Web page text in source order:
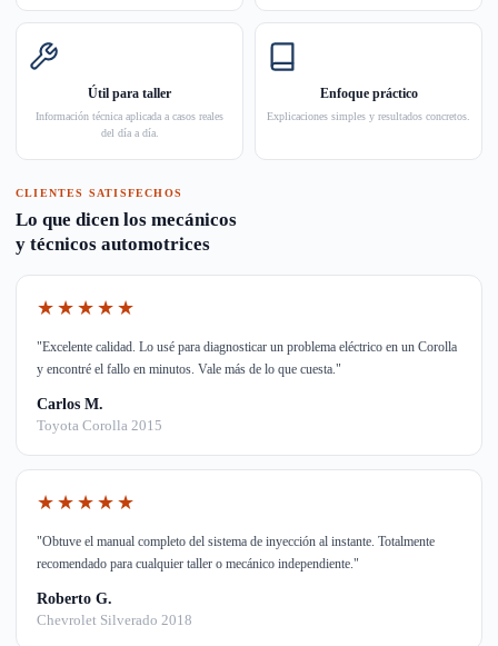
Útil para taller
Información técnica aplicada a casos reales
del día a día.
Enfoque práctico
Explicaciones simples y resultados concretos.
CLIENTES SATISFECHOS
Lo que dicen los mecánicos
y técnicos automotrices
★★★★★
"Excelente calidad. Lo usé para diagnosticar un problema eléctrico en un Corolla
y encontré el fallo en minutos. Vale más de lo que cuesta."
Carlos M.
Toyota Corolla 2015
★★★★★
"Obtuve el manual completo del sistema de inyección al instante. Totalmente
recomendado para cualquier taller o mecánico independiente."
Roberto G.
Chevrolet Silverado 2018